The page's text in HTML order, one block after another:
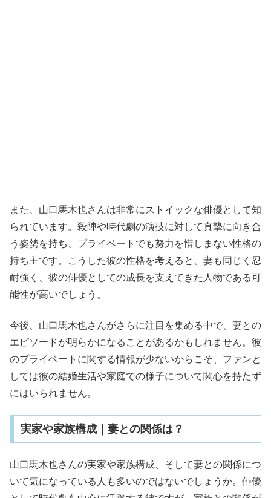
また、山口馬木也さんは非常にストイックな俳優として知
られています。殺陣や時代劇の演技に対して真摯に向き合
う姿勢を持ち、プライベートでも努力を惜しまない性格の
持ち主です。こうした彼の性格を考えると、妻も同じく忍
耐強く、彼の俳優としての成長を支えてきた人物である可
能性が高いでしょう。
今後、山口馬木也さんがさらに注目を集める中で、妻との
エピソードが明らかになることがあるかもしれません。彼
のプライベートに関する情報が少ないからこそ、ファンと
しては彼の結婚生活や家庭での様子について関心を持たず
にはいられません。
実家や家族構成｜妻との関係は？
山口馬木也さんの実家や家族構成、そして妻との関係につ
いて気になっている人も多いのではないでしょうか。俳優